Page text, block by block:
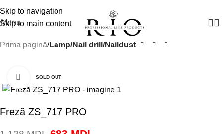
Skip to navigation
Skip to main content
Menu
Prima pagină Lamp/Nail drill/Naildust
SOLD OUT
Click to enlarge
Freză ZS_717 PRO